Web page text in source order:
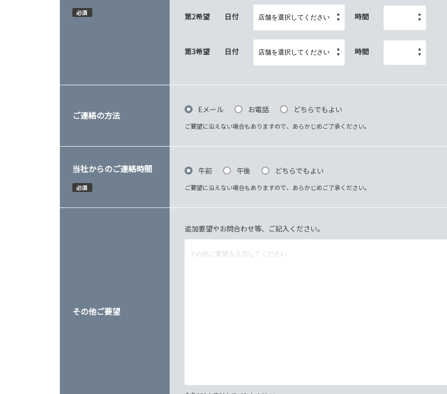
必須 第2希望 日付 時間
第3希望 日付 時間
ご連絡の方法 Eメール お電話 どちらでもよい
ご要望に沿えない場合もありますので、あらかじめご了承ください。
当社からのご連絡時間
必須
午前 午後 どちらでもよい
ご要望に沿えない場合もありますので、あらかじめご了承ください。
その他ご要望
追加要望やお問合わせ等、ご記入ください。